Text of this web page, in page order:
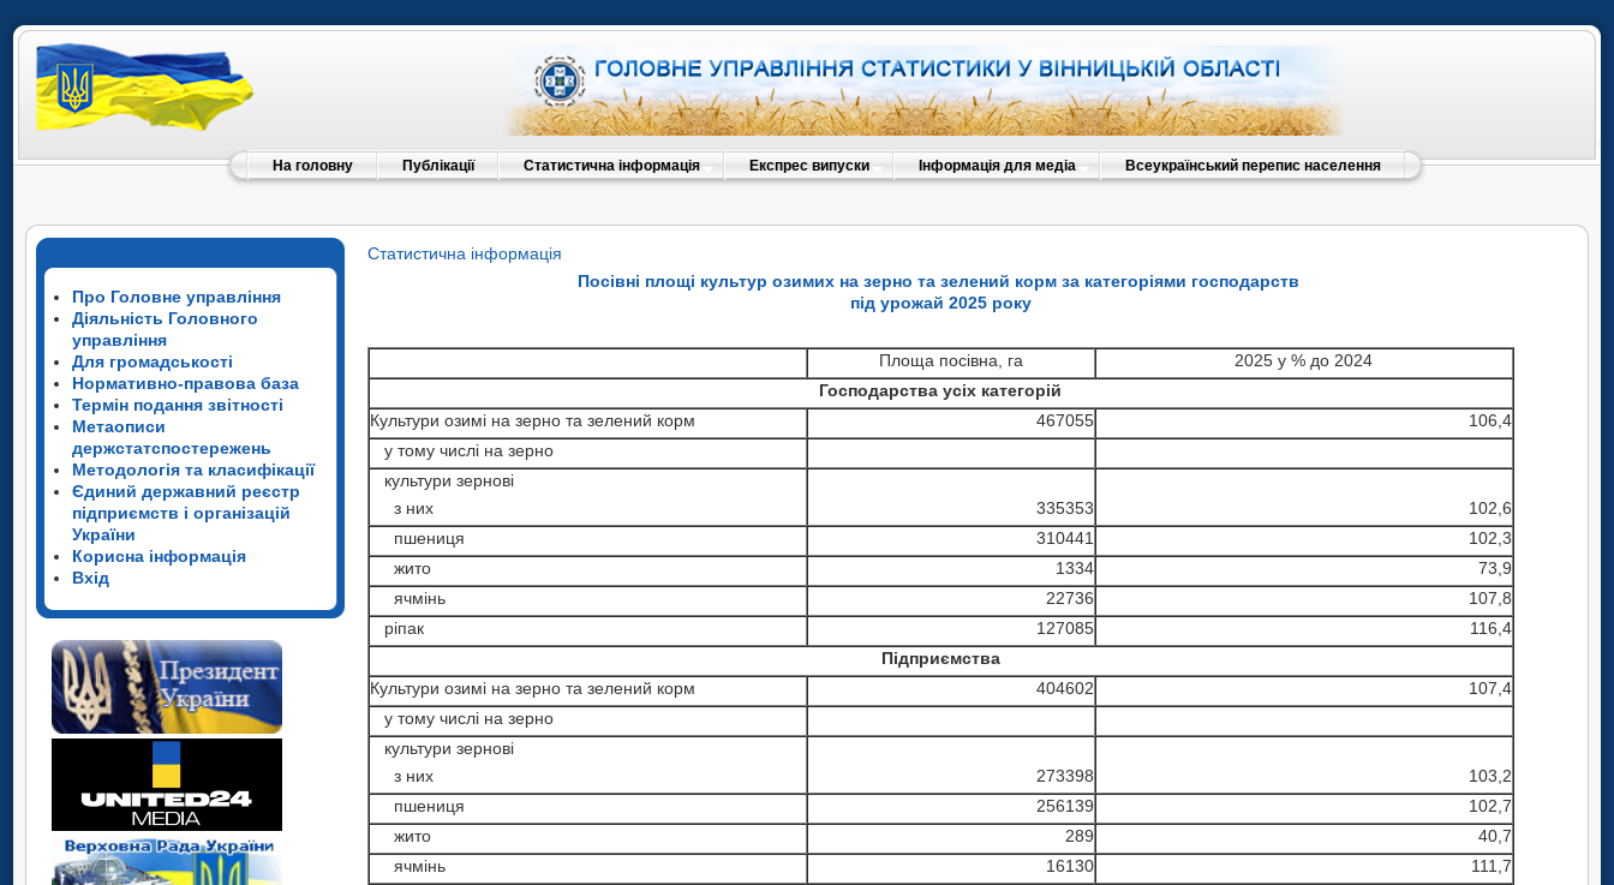
На головну Публікації Статистична інформація Експрес випуски Інформація для медіа Всеукраїнський перепис населення
Про Головне управління
Діяльність Головного
управління
Для громадськості
Нормативно-правова база
Термін подання звітності
Метаописи
держстатспостережень
Методологія та класифікації
Єдиний державний реєстр
підприємств і організацій
України
Корисна інформація
Вхід
Статистична інформація
Посівні площі культур озимих на зерно та зелений корм за категоріями господарств
під урожай 2025 року
Площа посівна, га
2025 у % до 2024
Господарства усіх категорій
Культури озимі на зерно та зелений корм
467055
106,4
у тому числі на зерно
культури зернові
з них
335353
102,6
пшениця
310441
102,3
жито
1334
73,9
ячмінь
22736
107,8
ріпак
127085
116,4
Підприємства
Культури озимі на зерно та зелений корм
404602
107,4
у тому числі на зерно
культури зернові
з них
273398
103,2
пшениця
256139
102,7
жито
289
40,7
ячмінь
16130
111,7